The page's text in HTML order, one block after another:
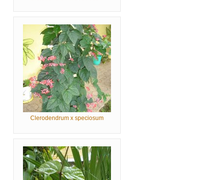
Clerodendrum x speciosum